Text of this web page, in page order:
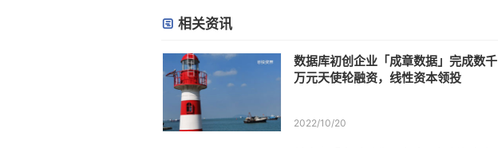
相关资讯
数据库初创企业「成章数据」完成数千
万元天使轮融资，线性资本领投
2022/10/20